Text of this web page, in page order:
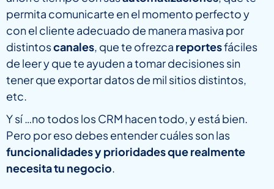
permita comunicarte en el momento perfecto y
con el cliente adecuado de manera masiva por
distintoscanales, que te ofrezca reportesfáciles
de leer y que te ayuden a tomar decisiones sin
tener que exportar datos de mil sitios distintos,
etc.
Y sí …no todos los CRM hacen todo, y está bien.
Pero por eso debes entender cuáles son las
funcionalidades y prioridades que realmente
necesita tu negocio.